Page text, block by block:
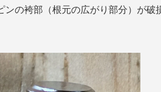
の袴部（根元の広がり部分）が破